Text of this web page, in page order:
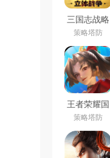
三国志战略
版2026官方
最新版
策略塔防
王者荣耀国
际服下载
2026官方手
机版
（Honor of
Kings）
策略塔防